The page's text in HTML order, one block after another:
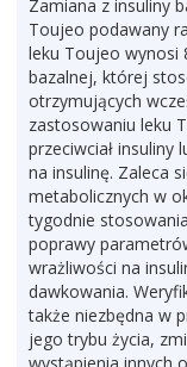
Zamiana z insuliny
Toujeo podawany
leku Toujeo wynosi
bazalnej, której
otrzymujących
zastosowaniu leku
przeciwciał insuliny
na insulinę. Zaleca
metabolicznych w
tygodnie
poprawy
wrażliwości na
dawkowania.
także niezbędna w
jego trybu życia,